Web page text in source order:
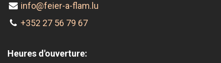
info@feier-a-flam.lu
+352 27 56 79 67
Heures d'ouverture: